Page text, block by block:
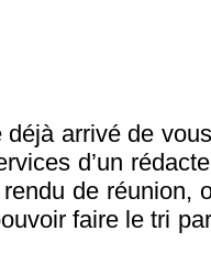
arrivé de
d’un
de réunion,
faire le tri